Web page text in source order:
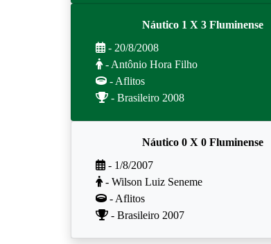
Náutico 1 X 3 Fluminense
- 20/8/2008
- Antônio Hora Filho
- Aflitos
- Brasileiro 2008
Náutico 0 X 0 Fluminense
- 1/8/2007
- Wilson Luiz Seneme
- Aflitos
- Brasileiro 2007